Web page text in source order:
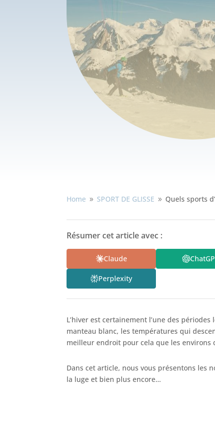
Home 9 SPORT DE GLISSE 9 Quels sports
Résumer cet article avec :
Claude
Perplexity
L’hiver est certainement l’une des
manteau blanc, les températures qui
meilleur endroit pour cela que les environs
Dans cet article, nous vous présentons les
la luge et bien plus encore…